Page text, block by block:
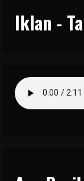
Iklan -